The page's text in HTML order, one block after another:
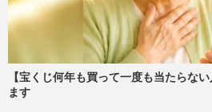
【宝くじ何年も買って一度も当たらな
ます